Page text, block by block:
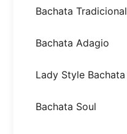
Bachata Tradicional
Bachata Adagio
Lady Style Bachata
Bachata Soul